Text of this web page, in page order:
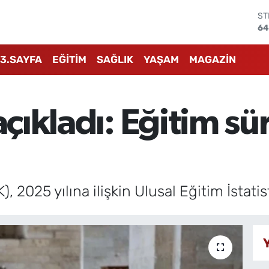
3.SAYFA EĞİTİM SAĞLIK YAŞAM MAGAZİN
Eğitim
2025 yılına ilişkin Ulusal Eğitim